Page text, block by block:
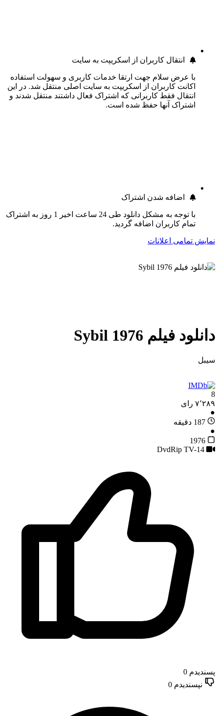
انتقال کاربران از اسکریپت به سایت
با عرض سلام جهت ارتقا خدمات کاربری و سهولت استفاده
اکانت کاربران از اسکریپت به سایت اصلی منتقل شد. در این
انتقال فقط کاربرانی که اشتراک فعال داشتند منتقل شدند و
اشتراک آنها حفظ شده است.
اضافه شدن اشتراک
با توجه به مشکل دانلود طی 24 ساعت اخیر 1 روز به اشتراک
تمام کاربران اضافه گردید.
نمایش تمامی اعلانات
دانلود فیلم Sybil 1976
سیبل
8
●
187 دقیقه
●
1976
TV-14
پسندیدم 0
نپسندیدم 0